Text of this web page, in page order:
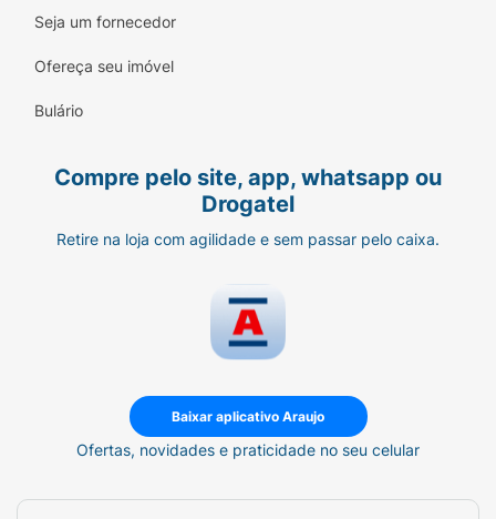
pó integral, manteiga de cacau, coco ralado,
desnatado, extrato de malte, óleo de soja, sal,
emulsificantes lecitina de soja e poliglicerol
Alérgicos:
Sintético Idêntico ao Natural
Contém Lactose* :
Contém
Seja um fornecedor
Ofereça seu imóvel
Bulário
Compre pelo site, app, whatsapp ou
Drogatel
Retire na loja com agilidade e sem passar pelo caixa.
Baixar aplicativo Araujo
Ofertas, novidades e praticidade no seu celular